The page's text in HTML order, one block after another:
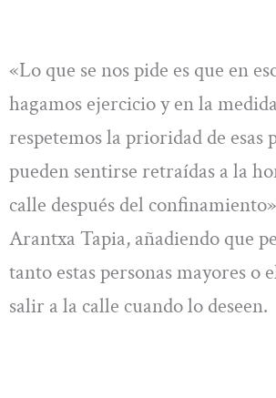
«Lo que se nos pide es que en
hagamos ejercicio y en la
respetemos la prioridad de esas
pueden sentirse retraídas a la
calle después del
Arantxa Tapia, añadiendo que
tanto estas personas mayores o
salir a la calle cuando lo deseen.